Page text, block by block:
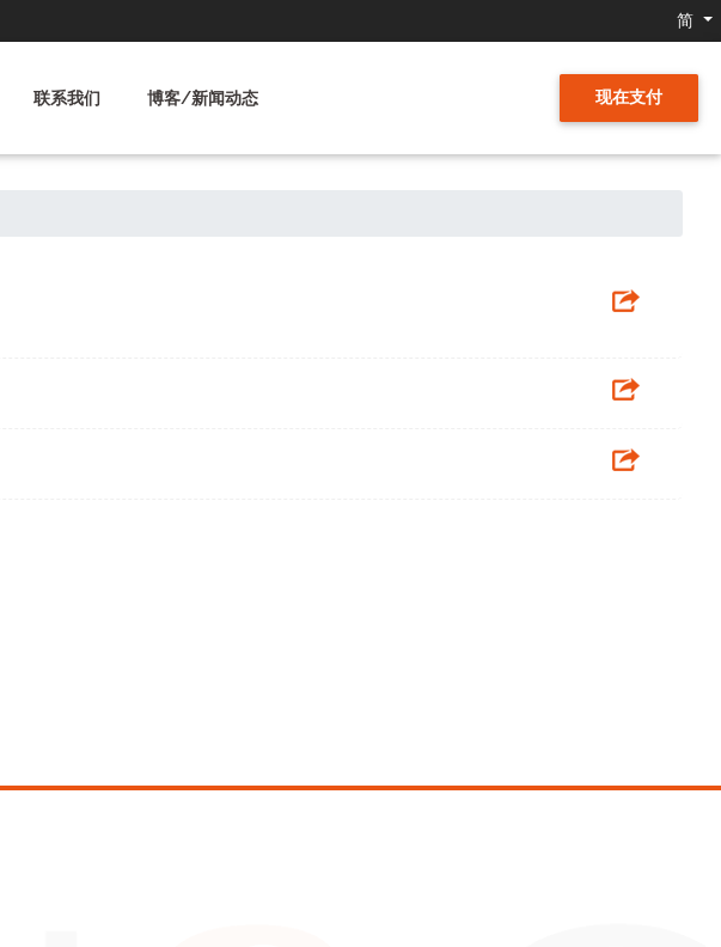
简
联系我们 博客/新闻动态 现在支付